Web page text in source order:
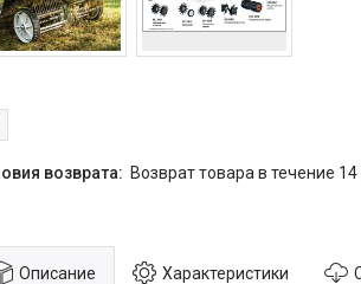
возврат товара в течение
Описание Характеристики